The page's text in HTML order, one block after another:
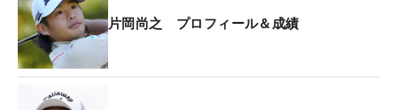
片岡尚之 プロフィール＆成績